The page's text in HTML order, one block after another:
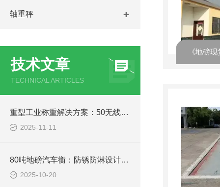
轴重秤
技术文章
TECHNICAL ARTICLES
重型工业称重解决方案：50无线耐高温吊钩秤在冶金、铸造行业的关键应用分析
2025-11-11
80吨地磅汽车衡：防锈防淋设计，南方雨季、北方寒冬都能用
2025-10-20